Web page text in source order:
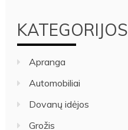
KATEGORIJOS
Apranga
Automobiliai
Dovanų idėjos
Grožis